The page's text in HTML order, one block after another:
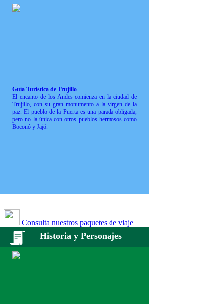
Guía Turística de Trujillo
El encanto de los Andes comienza en la ciudad de
Trujillo, con su gran monumento a la virgen de la
paz. El pueblo de la Puerta es una parada obligada,
pero no la única con otros pueblos hermosos como
Boconó y Jajó.
Consulta nuestros paquetes de viaje
Historia y Personajes